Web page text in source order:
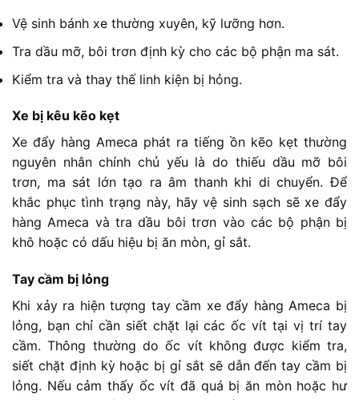
Vệ sinh bánh xe thường xuyên, kỹ lưỡng hơn.
Tra dầu mỡ, bôi trơn định kỳ cho các bộ phận ma sát.
Kiểm tra và thay thế linh kiện bị hỏng.
Xe bị kêu kẽo kẹt
Xe đẩy hàng Ameca phát ra tiếng ồn kẽo kẹt thường
nguyên nhân chính chủ yếu là do thiếu dầu mỡ bôi
trơn, ma sát lớn tạo ra âm thanh khi di chuyển. Để
khắc phục tình trạng này, hãy vệ sinh sạch sẽ xe đẩy
hàng Ameca và tra dầu bôi trơn vào các bộ phận bị
khô hoặc có dấu hiệu bị ăn mòn, gỉ sắt.
Tay cầm bị lỏng
Khi xảy ra hiện tượng tay cầm xe đẩy hàng Ameca bị
lỏng, bạn chỉ cần siết chặt lại các ốc vít tại vị trí tay
cầm. Thông thường do ốc vít không được kiểm tra,
siết chặt định kỳ hoặc bị gỉ sắt sẽ dẫn đến tay cầm bị
lỏng. Nếu cảm thấy ốc vít đã quá bị ăn mòn hoặc hư